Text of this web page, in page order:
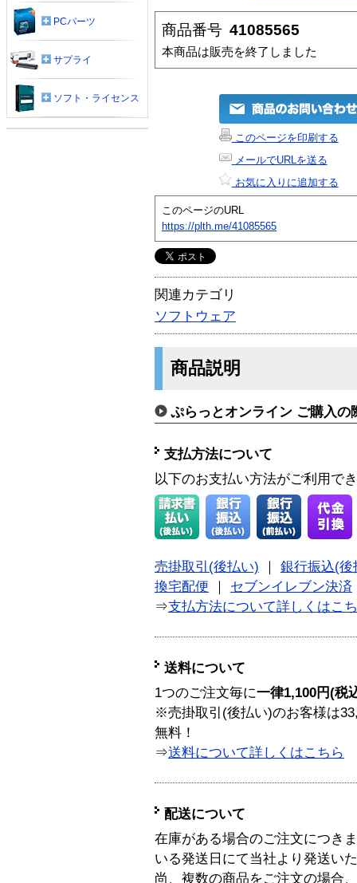
商品番号 41085565
本商品は販売を終了しました
このページを印刷する
メールでURLを送る
お気に入りに追加する
このページのURL
https://plth.me/41085565
関連カテゴリ
ソフトウェア
商品説明
ぷらっとオンライン ご購入の
支払方法について
以下のお支払い方法がご利用で
売掛取引(後払い)
銀行振込(後
換宅配便
セブンイレブン決済
⇒支払方法について詳しくはこ
送料について
1つのご注文毎に一律1,100円(税
※売掛取引(後払い)のお客様は
無料！
⇒送料について詳しくはこちら
配送について
在庫がある場合のご注文につき
いる発送日にて当社より発送い
尚、複数の商品をご注文の場合
PCパーツ
サプライ
ソフト・ライセンス